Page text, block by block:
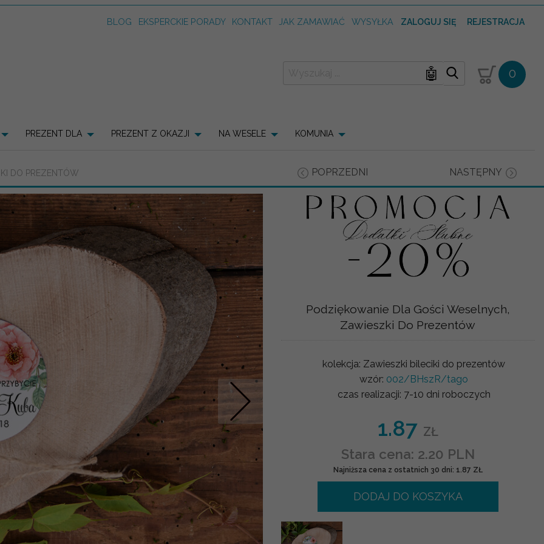
BLOG EKSPERCKIE PORADY KONTAKT JAK ZAMAWIAĆ WYSYŁKA ZALOGUJ SIĘ REJESTRACJA
🤖 0
PREZENT DLA PREZENT Z OKAZJI NA WESELE KOMUNIA
DO PREZENTÓW POPRZEDNI NASTĘPNY
Nastepne
Podziękowanie Dla Gości Weselnych,
Zawieszki Do Prezentów
kolekcja: Zawieszki bileciki do prezentów
wzór: 002/BHszR/tago
czas realizacji: 7-10 dni roboczych
1.87 ZŁ
Stara cena: 2.20 PLN
Najniższa cena z ostatnich 30 dni: 1.87 ZŁ
DODAJ DO KOSZYKA